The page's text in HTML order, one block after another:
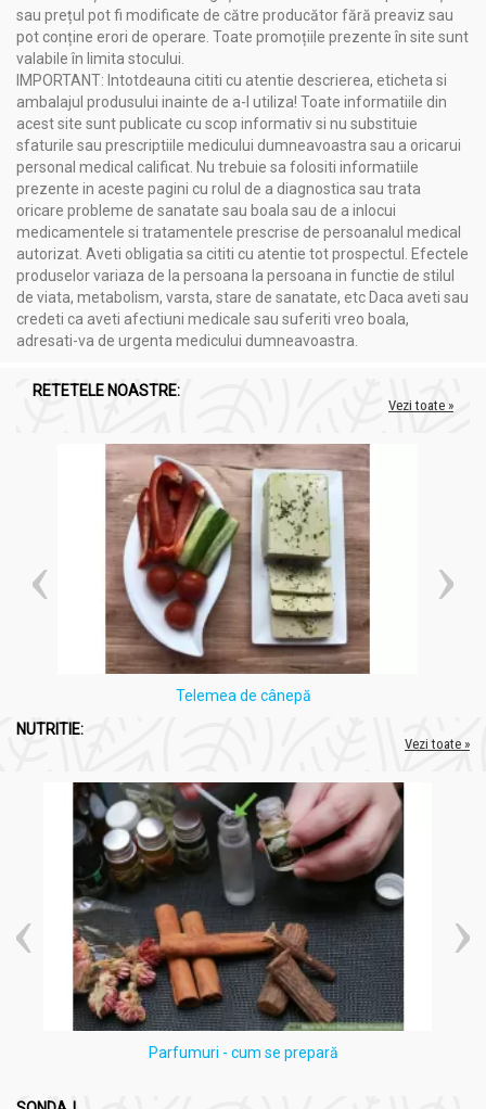
sau prețul pot fi modificate de către producător fără preaviz sau
pot conține erori de operare. Toate promoțiile prezente în site sunt
valabile în limita stocului.
IMPORTANT: Intotdeauna cititi cu atentie descrierea, eticheta si
ambalajul produsului inainte de a-l utiliza! Toate informatiile din
acest site sunt publicate cu scop informativ si nu substituie
sfaturile sau prescriptiile medicului dumneavoastra sau a oricarui
personal medical calificat. Nu trebuie sa folositi informatiile
prezente in aceste pagini cu rolul de a diagnostica sau trata
oricare probleme de sanatate sau boala sau de a inlocui
medicamentele si tratamentele prescrise de persoanalul medical
autorizat. Aveti obligatia sa cititi cu atentie tot prospectul. Efectele
produselor variaza de la persoana la persoana in functie de stilul
de viata, metabolism, varsta, stare de sanatate, etc Daca aveti sau
credeti ca aveti afectiuni medicale sau suferiti vreo boala,
adresati-va de urgenta medicului dumneavoastra.
RETETELE NOASTRE:
Vezi toate »
Telemea de cânepă
NUTRITIE:
Vezi toate »
Parfumuri - cum se prepară